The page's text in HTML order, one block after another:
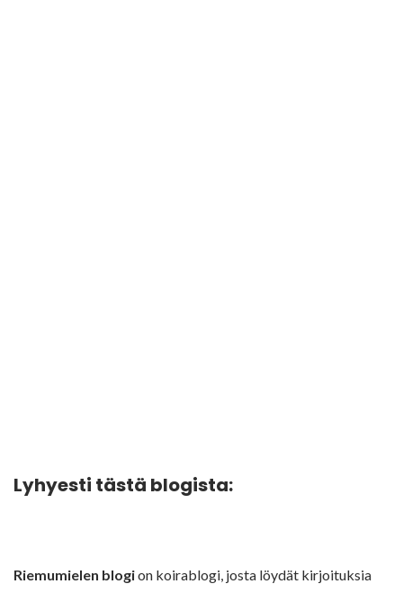
Lyhyesti tästä blogista:
Riemumielen blogion koirablogi, josta löydät kirjoituksia